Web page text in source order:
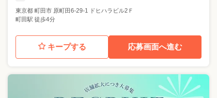
東京都 町田市 原町田6-29-1 ドヒハラビル2Ｆ
町田駅 徒歩4分
キープする 応募画面へ進む